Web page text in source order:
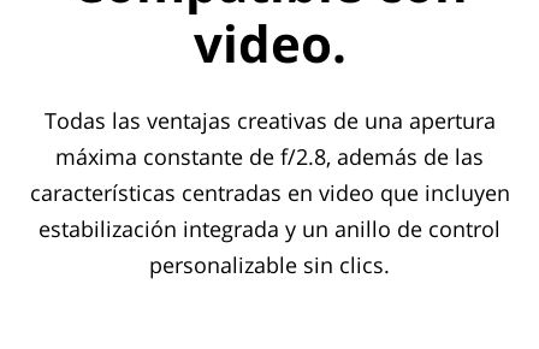
video.
Todas las ventajas creativas de una apertura
máxima constante de f/2.8, además de las
características centradas en video que incluyen
estabilización integrada y un anillo de control
personalizable sin clics.